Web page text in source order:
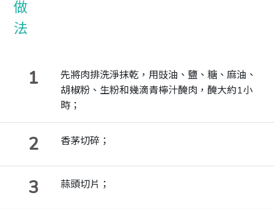
1
先將肉排洗淨抹乾，用豉油、鹽、糖、麻油、
胡椒粉、生粉和幾滴青檸汁醃肉，醃大約1小
時；
2 香茅切碎；
3 蒜頭切片；